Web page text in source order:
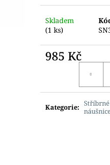
Skladem
(1 ks)
985 Kč
Kategorie: